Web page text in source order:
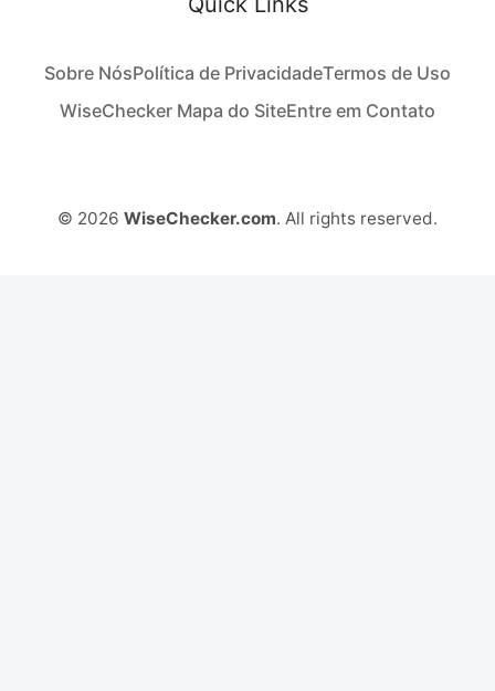
Sobre NósPolítica de PrivacidadeTermos de Uso
WiseChecker Mapa do SiteEntre em Contato
© 2026 WiseChecker.com. All rights reserved.